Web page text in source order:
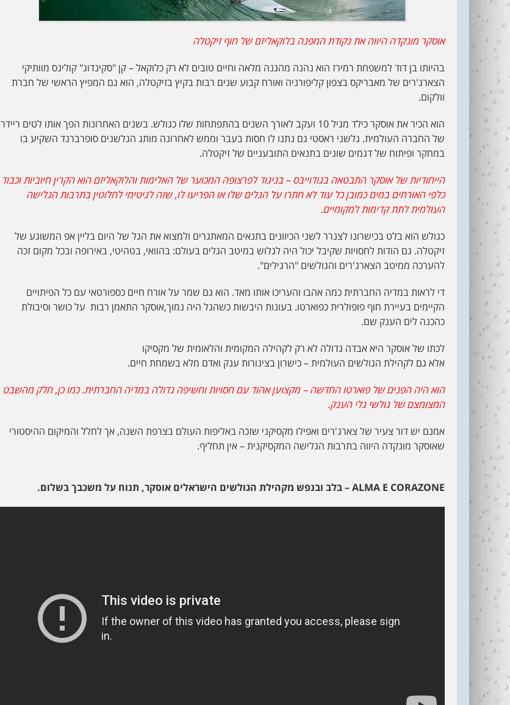
אוסקר מונקדה היווה את נקודת המפנה בלוקאליזם של חוף זיקטלה
בהיותו בן דוד למשפחת רמירז הוא נהנה מהגנה מלאה וחיים טובים לא רק כלוקאל – קן "סקינדוג" קולינס מוותיקי
הצארג'רים של מאבריקס בצפון קליפורניה ואורח קבוע שנים רבות בקיץ בזיקטלה, הוא גם המפיץ הראשי של חברת
וולקום.
הוא הכיר את אוסקר כילד מגיל 10 ועקב לאורך השנים בהתפתחות שלו כגולש. בשנים האחרונות הפך אותו לטים ריידר
של החברה העולמית. גלשני ראסטי גם נתנו לו חסות בעבר וממש לאחרונה מותג הגלשנים סופרברנד השקיע בו
במחקר ופיתוח של דגמים שונים בתנאים התובעניים של זיקטלה.
הייחודיות של אוסקר התבטאה בגודוייבס – בניגוד לפרצופה המכוער של האלימות והלוקאליזם הוא הקרין חיוביות וכבוד
כלפי האורחים במים כמובן כל עוד לא חתרו על הגלים שלו או הפריעו לו, שזה לגיטימי לחלוטין בתרבות הגלישה
העולמית לתת קדימות למקומיים.
כגולש הוא בלט בכישרונו לצנרר לשני הכיוונים בתנאים המאתגרים ולמצוא את הגל של היום בליין אפ המשוגע של
זיקטלה. גם הודות לחסויות שקיבל יכול היה לגלוש במיטב הגלים בעולם: בהוואי, בטהיטי, באירופה ובכל מקום זכה
להערכה ממיטב הצארג'רים והגולשים "הרגילים".
די לראות במדיה החברתית כמה אהבו והעריכו אותו מאד. הוא גם שמר על אורח חיים כספורטאי עם כל הפיתויים
הקיימים בעיירת חוף פופולרית כפוארטו. בעונות היבשות כשהגל היה נמוך,אוסקר התאמן רבות על כושר וסיבולת
כהכנה לים הענק שם.
לכתו של אוסקר היא אבדה גדולה לא רק לקהילה המקומית והלאומית של מקסיקו
אלא גם לקהילת הגולשים העולמית – כישרון בצינורות ענק ואדם מלא בשמחת חיים.
הוא היה הפנים של פוארטו החדשה – מקצוען אהוד עם חסויות וחשיפה גדולה במדיה החברתית. כמו כן, חלק מהשבט
המצומצם של גולשי גלי הענק.
אמנם יש דור צעיר של צארג'רים ואפילו מקסיקני שזכה באליפות העולם בצרפת השנה, אך לחלל והמיקום ההיסטורי
שאוסקר מונקדה היווה בתרבות הגלישה המקסיקנית – אין תחליף.
ALMA E CORAZONE– בלב ובנפש מקהילת הגולשים הישראלים אוסקר, תנוח על משכבך בשלום.